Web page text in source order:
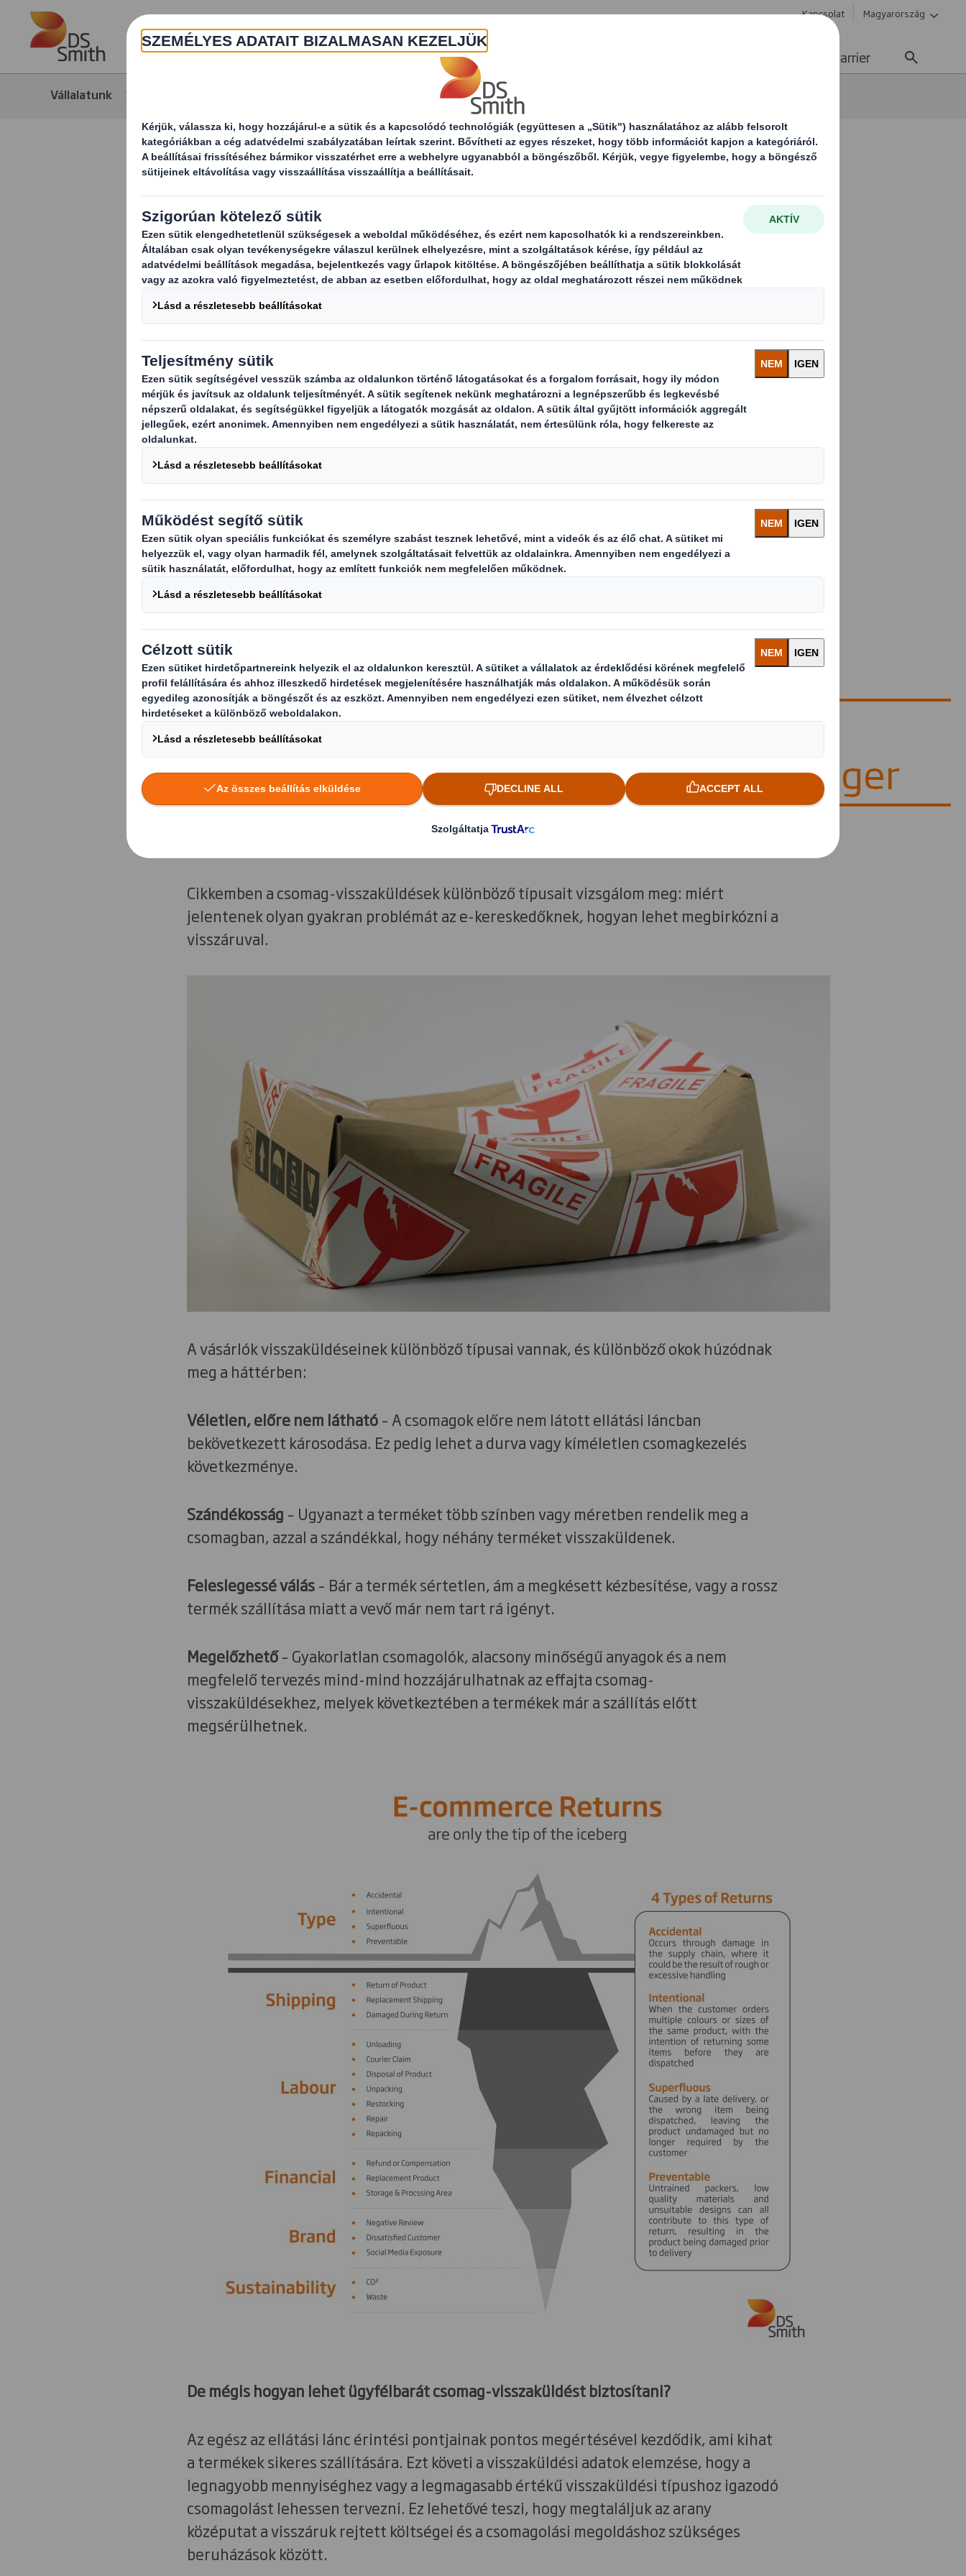
Skip to main content Kapcsolat Magyarország
Rólunk Termékek és szolgáltatások Karrier
Vállalatunk Az e-kereskedelmi visszaküldések csökkentése
Az e-kereskedelmi visszaküldések
csökkentése
Január tagadhatatlanul az e-kereskedelemi csomagok visszaküldési szezonja. Bár ez
igen érzékeny téma, mégis sok online kiskereskedő számára ez egész évben fennálló
probléma. Egyes esetekben ugyanis az online vásárolt termékek visszaküldési aránya
háromszorosa is lehet a hagyományos, fizikai boltokban beszerzett árucikkekhez
képest.
Senki sem akar boldogtalan vásárlókat, sem tömeges visszaküldéseket, és ez bármely
kereskedő számára problémát tud jelenthet. A visszáruk a komplikáltságon kívül,
jelentősen befolyásolhatják a vállalkozás sikerét is. Milyen következményekkel kell
számolni a partnereink reklamációin túl?
Cikkemben a csomag-visszaküldések különböző típusait vizsgálom meg: miért
jelentenek olyan gyakran problémát az e-kereskedőknek, hogyan lehet megbirkózni a
visszáruval.
A vásárlók visszaküldéseinek különböző típusai vannak, és különböző okok húzódnak
meg a háttérben:
Véletlen, előre nem látható– A csomagok előre nem látott ellátási láncban
bekövetkezett károsodása. Ez pedig lehet a durva vagy kíméletlen csomagkezelés
következménye.
Szándékosság – Ugyanazt a terméket több színben vagy méretben rendelik meg a
csomagban, azzal a szándékkal, hogy néhány terméket visszaküldenek.
Feleslegessé válás– Bár a termék sértetlen, ám a megkésett kézbesítése, vagy a rossz
termék szállítása miatt a vevő már nem tart rá igényt.
Megelőzhető– Gyakorlatlan csomagolók, alacsony minőségű anyagok és a nem
megfelelő tervezés mind-mind hozzájárulhatnak az effajta csomag-
visszaküldésekhez, melyek következtében a termékek már a szállítás előtt
megsérülhetnek.
De mégis hogyan lehet ügyfélbarát csomag-visszaküldést biztosítani?
Az egész az ellátási lánc érintési pontjainak pontos megértésével kezdődik, ami kihat
a termékek sikeres szállítására. Ezt követi a visszaküldési adatok elemzése, hogy a
legnagyobb mennyiséghez vagy a legmagasabb értékű visszaküldési típushoz igazodó
csomagolást lehessen tervezni. Ez lehetővé teszi, hogy megtaláljuk az arany
középutat a visszáruk rejtett költségei és a csomagolási megoldáshoz szükséges
beruházások között.